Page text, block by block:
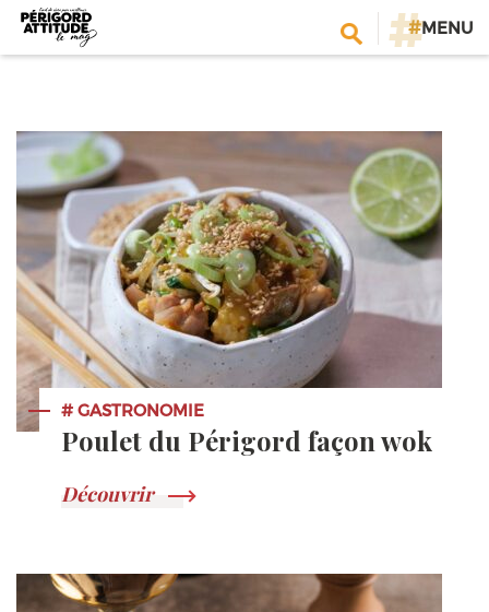
#MENU
# GASTRONOMIE
Poulet du Périgord façon wok
Découvrir